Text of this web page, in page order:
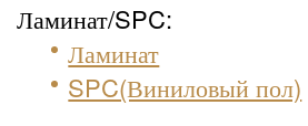
Ламинат/SPC:
Ламинат
SPC(Виниловый пол)